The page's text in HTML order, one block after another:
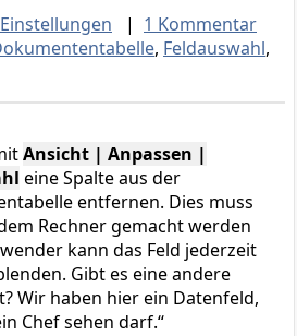
Einstellungen | 1 Kommentar
, Feldauswahl,
Ansicht | Anpassen |
eine Spalte aus der
entfernen. Dies muss
Rechner gemacht werden
kann das Feld jederzeit
Gibt es eine andere
Wir haben hier ein Datenfeld,
Chef sehen darf.